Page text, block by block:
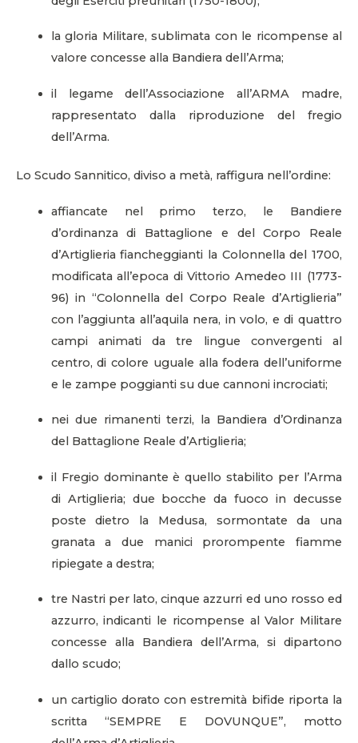
la gloria Militare, sublimata con le ricompense al
valore concesse alla Bandiera dell’Arma;
il legame dell’Associazione all’ARMA madre,
rappresentato dalla riproduzione del fregio
dell’Arma.
Lo Scudo Sannitico, diviso a metà, raffigura nell’ordine:
affiancate nel primo terzo, le Bandiere
d’ordinanza di Battaglione e del Corpo Reale
d’Artiglieria fiancheggianti la Colonnella del 1700,
modificata all’epoca di Vittorio Amedeo III (1773-
96) in “Colonnella del Corpo Reale d’Artiglieria”
con l’aggiunta all’aquila nera, in volo, e di quattro
campi animati da tre lingue convergenti al
centro, di colore uguale alla fodera dell’uniforme
e le zampe poggianti su due cannoni incrociati;
nei due rimanenti terzi, la Bandiera d’Ordinanza
del Battaglione Reale d’Artiglieria;
il Fregio dominante è quello stabilito per l’Arma
di Artiglieria; due bocche da fuoco in decusse
poste dietro la Medusa, sormontate da una
granata a due manici prorompente fiamme
ripiegate a destra;
tre Nastri per lato, cinque azzurri ed uno rosso ed
azzurro, indicanti le ricompense al Valor Militare
concesse alla Bandiera dell’Arma, si dipartono
dallo scudo;
un cartiglio dorato con estremità bifide riporta la
scritta “SEMPRE E DOVUNQUE”, motto